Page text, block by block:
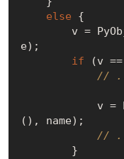
else {
e);
if (v ==
//
(), name);
//